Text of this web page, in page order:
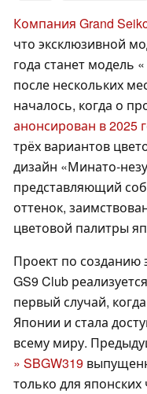
Компания Grand
что эксклюзивной
года станет модель «
после нескольких
началось, когда о
анонсирован в 2025
трёх вариантов
дизайн «Минато-
представляющий
оттенок,
цветовой палитры
Проект по созданию
GS9 Club
первый случай,
Японии и стала
всему миру.
» SBGW319
только для